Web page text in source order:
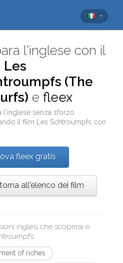
l'inglese con il
Les
(The
efleex
l'inglese senza sforzo
il film
Les Schtroumpfs con
fleex gratis
all'elenco dei film
inglesi che scoprirai e
:
of riches